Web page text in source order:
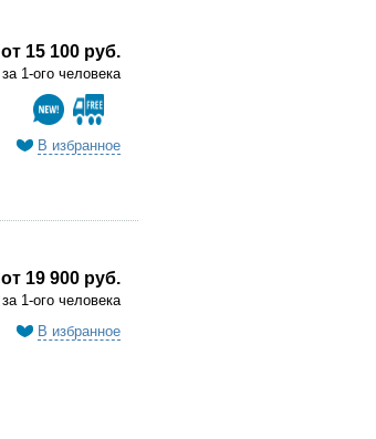
от 15 100 руб.
за 1-ого человека
В избранное
от 19 900 руб.
за 1-ого человека
В избранное